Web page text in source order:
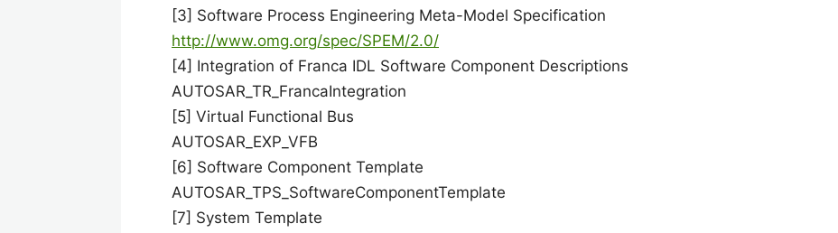
[3] Software Process Engineering Meta-Model Specification
http://www.omg.org/spec/SPEM/2.0/
[4] Integration of Franca IDL Software Component Descriptions
AUTOSAR_TR_FrancaIntegration
[5] Virtual Functional Bus
AUTOSAR_EXP_VFB
[6] Software Component Template
AUTOSAR_TPS_SoftwareComponentTemplate
[7] System Template